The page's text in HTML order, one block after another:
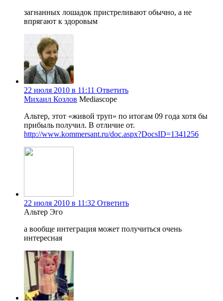
загнанных лошадок пристреливают обычно, а не
впрягают к здоровым
22 июля 2010 в 11:11 Ответить
Михаил Козлов Mediascope
Альтер, этот «живой труп» по итогам 09 года хотя бы
прибыль получил. В отличие от.
http://www.kommersant.ru/doc.aspx?DocsID=1341256
22 июля 2010 в 11:32 Ответить
Альтер Эго
а вообще интеграция может получиться очень
интересная